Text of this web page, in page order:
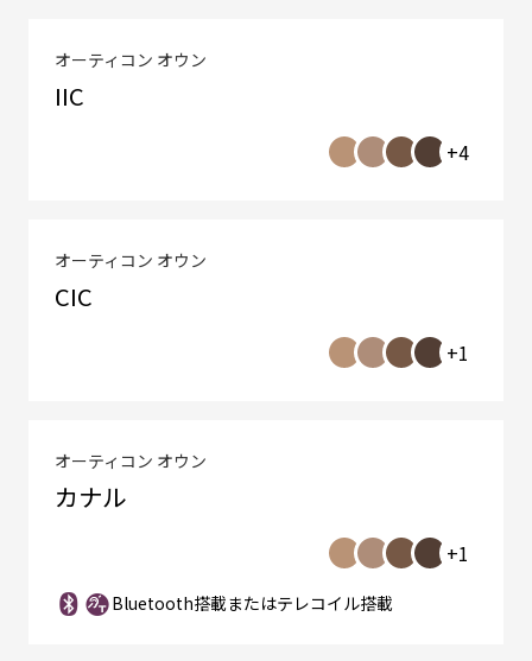
オーティコン オウン
IIC
+4
オーティコン オウン
CIC
+1
オーティコン オウン
カナル
+1
Bluetooth搭載またはテレコイル搭載